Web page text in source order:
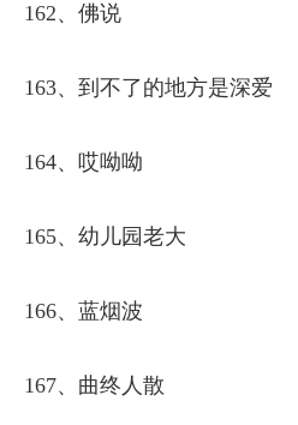
162、佛说
163、到不了的地方是深爱
164、哎呦呦
165、幼儿园老大
166、蓝烟波
167、曲终人散